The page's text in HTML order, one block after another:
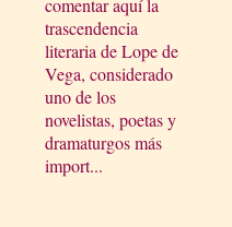
comentar aquí la
trascendencia
literaria de Lope de
Vega, considerado
uno de los
novelistas, poetas y
dramaturgos más
import...